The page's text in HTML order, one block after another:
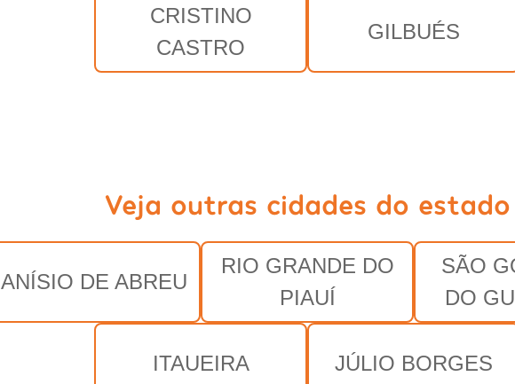
CRISTINO
CASTRO
GILBUÉS
Veja outras cidades do estado
ANÍSIO DE ABREU
RIO GRANDE DO
PIAUÍ
SÃO
DO
ITAUEIRA JÚLIO BORGES